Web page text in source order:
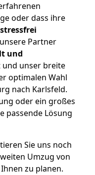
oder dass ihre
Partner
und
und unser breite
optimalen Wahl
nach Karlsfeld.
oder ein großes
passende Lösung
Sie uns noch
Umzug von
zu planen.